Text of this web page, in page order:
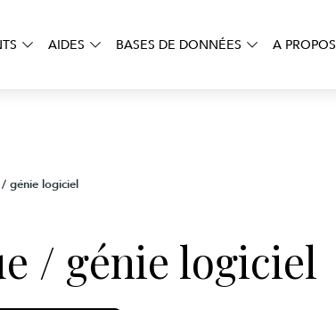
AIDES BASES DE DONNÉES A PROPOS
génie logiciel
/ génie logiciel